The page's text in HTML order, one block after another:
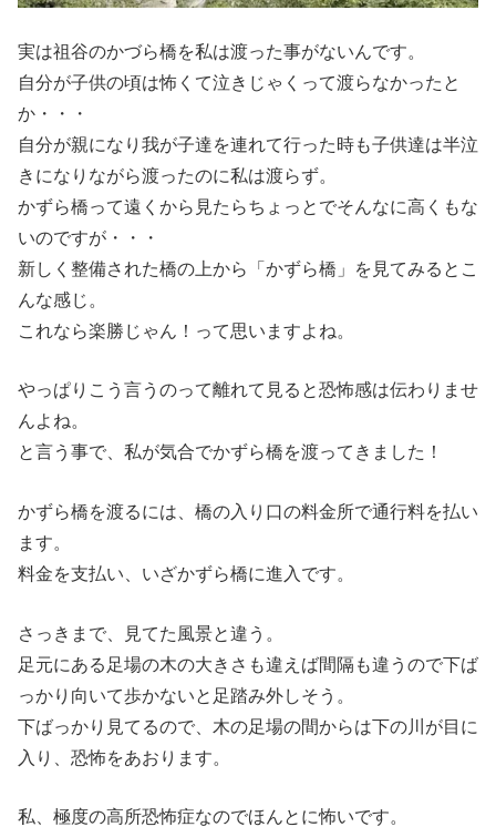
実は祖谷のかづら橋を私は渡った事がないんです。
自分が子供の頃は怖くて泣きじゃくって渡らなかったと
か・・・
自分が親になり我が子達を連れて行った時も子供達は半泣
きになりながら渡ったのに私は渡らず。
かずら橋って遠くから見たらちょっとでそんなに高くもな
いのですが・・・
新しく整備された橋の上から「かずら橋」を見てみるとこ
んな感じ。
これなら楽勝じゃん！って思いますよね。
やっぱりこう言うのって離れて見ると恐怖感は伝わりませ
んよね。
と言う事で、私が気合でかずら橋を渡ってきました！
かずら橋を渡るには、橋の入り口の料金所で通行料を払い
ます。
料金を支払い、いざかずら橋に進入です。
さっきまで、見てた風景と違う。
足元にある足場の木の大きさも違えば間隔も違うので下ば
っかり向いて歩かないと足踏み外しそう。
下ばっかり見てるので、木の足場の間からは下の川が目に
入り、恐怖をあおります。
私、極度の高所恐怖症なのでほんとに怖いです。